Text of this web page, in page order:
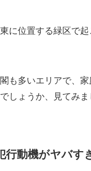
に位置する緑区で
も多いエリアで、
しょうか、見てみま
行動機がヤバす